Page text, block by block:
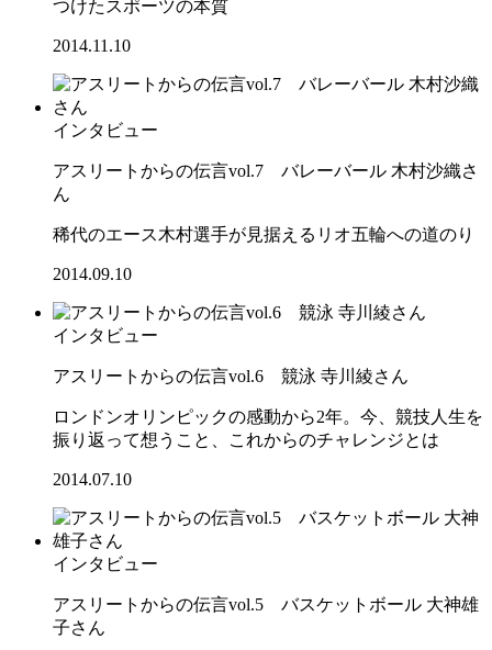
つけたスポーツの本質
2014.11.10
インタビュー
アスリートからの伝言vol.7 バレーバール 木村沙織さ
ん
稀代のエース木村選手が見据えるリオ五輪への道のり
2014.09.10
インタビュー
アスリートからの伝言vol.6 競泳 寺川綾さん
ロンドンオリンピックの感動から2年。今、競技人生を
振り返って想うこと、これからのチャレンジとは
2014.07.10
インタビュー
アスリートからの伝言vol.5 バスケットボール 大神雄
子さん